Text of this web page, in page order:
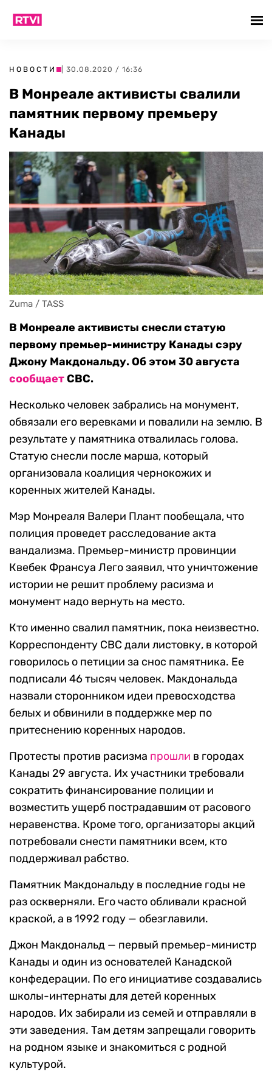
НОВОСТИ | 30.08.2020 / 16:36
В Монреале активисты свалили
памятник первому премьеру
Канады
Zuma / TASS
В Монреале активисты снесли статую
первому премьер-министру Канады сэру
Джону Макдональду. Об этом 30 августа
сообщаетCBC.
Несколько человек забрались на монумент,
обвязали его веревками и повалили на землю. В
результате у памятника отвалилась голова.
Статую снесли после марша, который
организовала коалиция чернокожих и
коренных жителей Канады.
Мэр Монреаля Валери Плант пообещала, что
полиция проведет расследование акта
вандализма. Премьер-министр провинции
Квебек Франсуа Лего заявил, что уничтожение
истории не решит проблему расизма и
монумент надо вернуть на место.
Кто именно свалил памятник, пока неизвестно.
Корреспонденту CBC дали листовку, в которой
говорилось о петиции за снос памятника. Ее
подписали 46 тысяч человек. Макдональда
назвали сторонником идеи превосходства
белых и обвинили в поддержке мер по
притеснению коренных народов.
Протесты против расизма прошли в городах
Канады 29 августа. Их участники требовали
сократить финансирование полиции и
возместить ущерб пострадавшим от расового
неравенства. Кроме того, организаторы акций
потребовали снести памятники всем, кто
поддерживал рабство.
Памятник Макдональду в последние годы не
раз оскверняли. Его часто обливали красной
краской, а в 1992 году — обезглавили.
Джон Макдональд — первый премьер-министр
Канады и один из основателей Канадской
конфедерации. По его инициативе создавались
школы-интернаты для детей коренных
народов. Их забирали из семей и отправляли в
эти заведения. Там детям запрещали говорить
на родном языке и знакомиться с родной
культурой.